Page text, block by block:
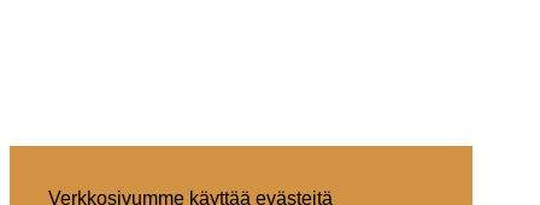
Verkkosivumme käyttää evästeitä